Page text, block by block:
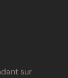
sur